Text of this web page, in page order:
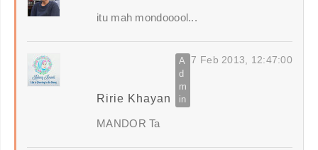
itu mah mondooool...
Ririe Khayan
7 Feb 2013, 12:47:00
MANDOR Ta